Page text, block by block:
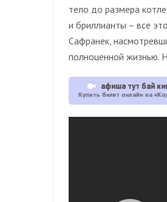
тело до размера
и бриллианты – все
Сафранек,
полноценной жизнью.
афиша тут бай
Купить билет онлайн на